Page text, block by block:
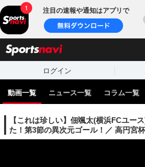
注目の速報や通知はアプリで
ログイン
動画一覧 ニュース一覧 コラム一覧
【これは珍しい】佃颯太(横浜FCユー
た！第3節の異次元ゴール！／ 高円宮